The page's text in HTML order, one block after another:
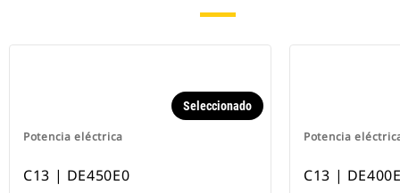
Potencia eléctrica
Seleccionado
C13 | DE450E0
Potencia
C13 |